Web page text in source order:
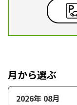
月から選ぶ
2026年 08月